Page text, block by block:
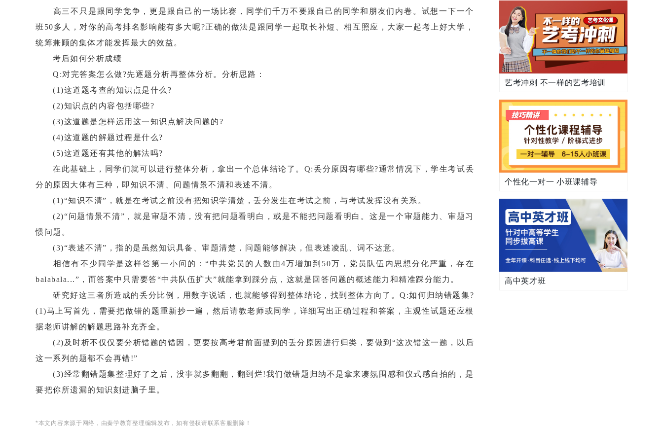
高三不只是跟同学竞争，更是跟自己的一场比赛，同学们千万不要跟自己的同学和朋友们内卷。试想一下一个
班50多人，对你的高考排名影响能有多大呢?正确的做法是跟同学一起取长补短、相互照应，大家一起考上好大学，
统筹兼顾的集体才能发挥最大的效益。
考后如何分析成绩
Q:对完答案怎么做?先逐题分析再整体分析。分析思路：
(1)这道题考查的知识点是什么?
(2)知识点的内容包括哪些?
(3)这道题是怎样运用这一知识点解决问题的?
(4)这道题的解题过程是什么?
(5)这道题还有其他的解法吗?
在此基础上，同学们就可以进行整体分析，拿出一个总体结论了。Q:丢分原因有哪些?通常情况下，学生考试丢
分的原因大体有三种，即知识不清、问题情景不清和表述不清。
(1)“知识不清”，就是在考试之前没有把知识学清楚，丢分发生在考试之前，与考试发挥没有关系。
(2)“问题情景不清”，就是审题不清，没有把问题看明白，或是不能把问题看明白。这是一个审题能力、审题习
惯问题。
(3)“表述不清”，指的是虽然知识具备、审题清楚，问题能够解决，但表述凌乱、词不达意。
相信有不少同学是这样答第一小问的：“中共党员的人数由4万增加到50万，党员队伍内思想分化严重，存在
balabala...”，而答案中只需要答“中共队伍扩大”就能拿到踩分点，这就是回答问题的概述能力和精准踩分能力。
研究好这三者所造成的丢分比例，用数字说话，也就能够得到整体结论，找到整体方向了。Q:如何归纳错题集?
(1)马上写首先，需要把做错的题重新抄一遍，然后请教老师或同学，详细写出正确过程和答案，主观性试题还应根
据老师讲解的解题思路补充齐全。
(2)及时析不仅仅要分析错题的错因，更要按高考君前面提到的丢分原因进行归类，要做到“这次错这一题，以后
这一系列的题都不会再错!”
(3)经常翻错题集整理好了之后，没事就多翻翻，翻到烂!我们做错题归纳不是拿来凑氛围感和仪式感自拍的，是
要把你所遗漏的知识刻进脑子里。
*本文内容来源于网络，由秦学教育整理编辑发布，如有侵权请联系客服删除！
艺考冲刺 不一样的艺考培训
个性化一对一 小班课辅导
高中英才班